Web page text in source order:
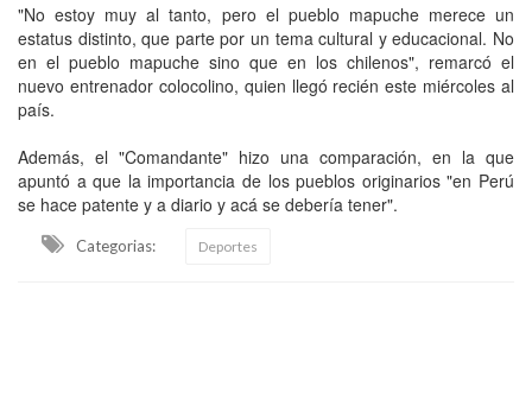
"No estoy muy al tanto, pero el pueblo mapuche merece un
estatus distinto, que parte por un tema cultural y educacional. No
en el pueblo mapuche sino que en los chilenos", remarcó el
nuevo entrenador colocolino, quien llegó recién este miércoles al
país.
Además, el "Comandante" hizo una comparación, en la que
apuntó a que la importancia de los pueblos originarios "en Perú
se hace patente y a diario y acá se debería tener".
Categorias: Deportes